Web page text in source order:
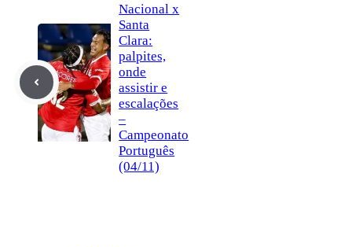
Nacional x
Santa
Clara:
palpites,
onde
assistir e
escalações
–
Campeonato
Português
(04/11)